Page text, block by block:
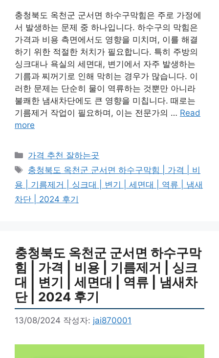
충청북도 옥천군 군서면 하수구막힘은 주로 가정에
서 발생하는 문제 중 하나입니다. 하수구의 막힘은
가격과 비용 측면에서도 영향을 미치며, 이를 해결
하기 위한 적절한 처치가 필요합니다. 특히 주방의
싱크대나 욕실의 세면대, 변기에서 자주 발생하는
기름과 찌꺼기로 인해 막히는 경우가 많습니다. 이
러한 문제는 단순히 물이 역류하는 것뿐만 아니라
불쾌한 냄새차단에도 큰 영향을 미칩니다. 때로는
기름제거 작업이 필요하며, 이는 전문가의 … Read
more
카
테
고
리
가격 추천 잘하는곳
태
그
충청북도 옥천군 군서면 하수구막힘 | 가격 | 비
용 | 기름제거 | 싱크대 | 변기 | 세면대 | 역류 | 냄새
차단 | 2024 후기
충청북도 옥천군 군서면 하수구막
힘 | 가격 | 비용 | 기름제거 | 싱크
대 | 변기 | 세면대 | 역류 | 냄새차
단 | 2024 후기
13/08/2024 작성자: jai870001